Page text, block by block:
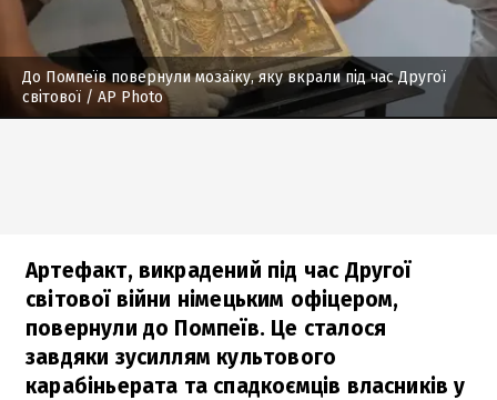
До Помпеїв повернули мозаїку, яку вкрали під час Другої
світової / AP Photo
Артефакт, викрадений під час Другої
світової війни німецьким офіцером,
повернули до Помпеїв. Це сталося
завдяки зусиллям культового
карабіньерата та спадкоємців власників у